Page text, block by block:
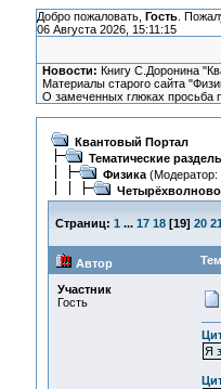
Добро пожаловать, Гость.
06 Августа 2026, 15:11:15
Новости: Книгу С.Доронина
Материалы старого сайта
О замеченных глюках просьба
Квантовый Портал
Тематические
Физика(Модератор:
Страниц: 1 ... 17 18[19] 20 21
Автор
Участник
Гость
Я